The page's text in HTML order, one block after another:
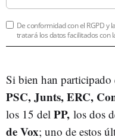
De conformidad con el RGPD y
tratará los datos facilitados con
Si bien han
PSC, Junts, ERC,
los 15 del PP, los dos
de Vox; uno de estos